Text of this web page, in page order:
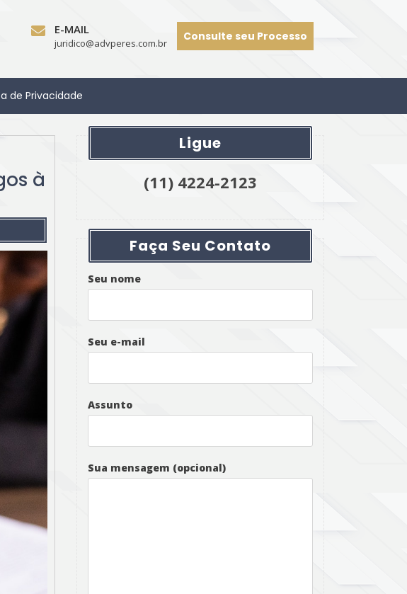
E-MAIL
juridico@advperes.com.br Consulte seu Processo
de Privacidade
à
Ligue
(11) 4224-2123
Faça Seu Contato
Seu nome
Seu e-mail
Assunto
Sua mensagem (opcional)